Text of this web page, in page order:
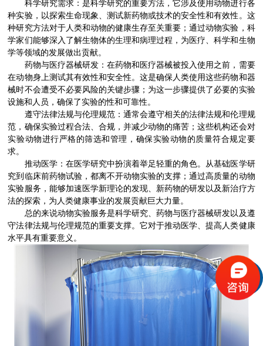
科学研究需求：是科学研究的重要方法，它涉及使用动物进行各
种实验，以探索生命现象、测试新药物或技术的安全性和有效性。这
种研究方法对于人类和动物的健康生存至关重要；通过动物实验，科
学家们能够深入了解生物体的生理和病理过程，为医疗、科学和生物
学等领域的发展做出贡献。
药物与医疗器械研发：在药物和医疗器械被投入使用之前，需要
在动物身上测试其有效性和安全性。这是确保人类使用这些药物和器
械时不会遭受不必要风险的关键步骤；为这一步骤提供了必要的实验
设施和人员，确保了实验的性和可靠性。
遵守法律法规与伦理规范：通常会遵守相关的法律法规和伦理规
范，确保实验过程合法、合规，并减少动物的痛苦；这些机构还会对
实验动物进行严格的筛选和管理，确保实验动物的质量符合规定要
求。
推动医学：在医学研究中扮演着举足轻重的角色。从基础医学研
究到临床前药物试验，都离不开动物实验的支撑；通过高质量的动物
实验服务，能够加速医学新理论的发现、新药物的研发以及新治疗方
法的探索，为人类健康事业的发展贡献巨大力量。
总的来说动物实验服务是科学研究、药物与医疗器械研发以及遵
守法律法规与伦理规范的重要支撑。它对于推动医学、提高人类健康
水平具有重要意义。